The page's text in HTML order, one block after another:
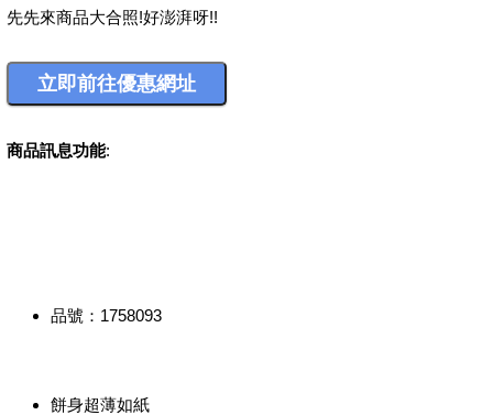
先先來商品大合照!好澎湃呀!!
商品訊息功能:
品號：1758093
餅身超薄如紙